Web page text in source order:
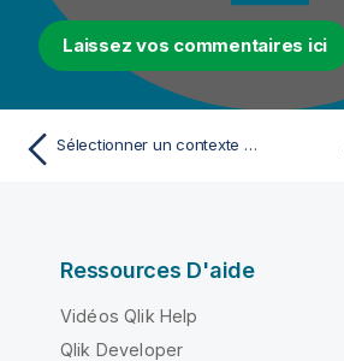
Laissez vos commentaires ici
Sélectionner un contexte avec lequel exécuter l'analyse
Ressources D'aide
Vidéos Qlik Help
Qlik Developer